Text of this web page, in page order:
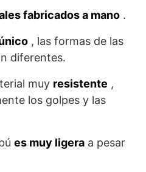
fabricados a mano .
, las formas de las
diferentes.
muy resistente ,
los golpes y las
es muy ligera a pesar